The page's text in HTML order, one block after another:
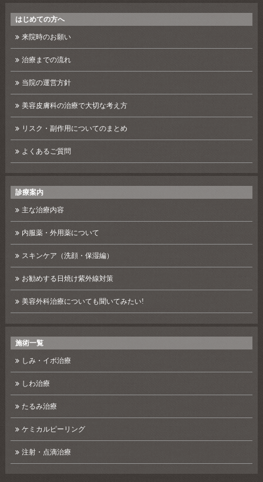
はじめての方へ
来院時のお願い
治療までの流れ
当院の運営方針
美容皮膚科の治療で大切な考え方
リスク・副作用についてのまとめ
よくあるご質問
診療案内
主な治療内容
内服薬・外用薬について
スキンケア（洗顔・保湿編）
お勧めする日焼け紫外線対策
美容外科治療についても聞いてみたい!
施術一覧
しみ・イボ治療
しわ治療
たるみ治療
ケミカルピーリング
注射・点滴治療